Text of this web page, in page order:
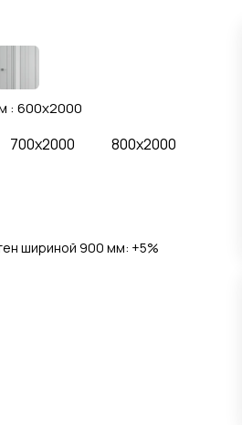
: 600x2000
700x2000 800x2000
шириной 900 мм: +5%